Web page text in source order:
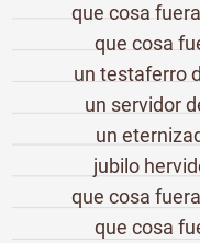
que cosa
que cosa
un testaferro
un servidor
un
jubilo
que cosa
que cosa